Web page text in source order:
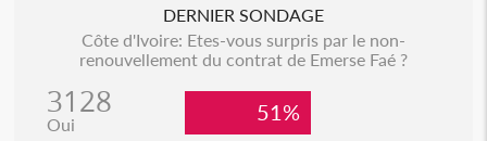
DERNIER SONDAGE
Côte d'Ivoire: Etes-vous surpris par le non-
renouvellement du contrat de Emerse Faé ?
3128
Oui 51%